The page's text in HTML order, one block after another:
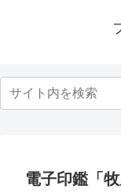
電子印鑑「